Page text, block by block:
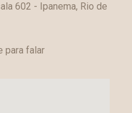
602 - Ipanema, Rio de
para falar